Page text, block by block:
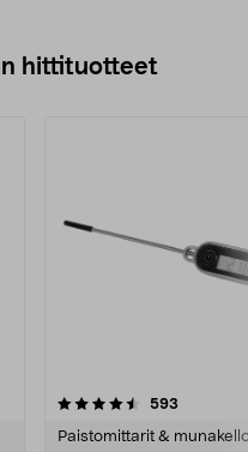
hittituotteet
593
Paistomittarit &
4.5 viidestä